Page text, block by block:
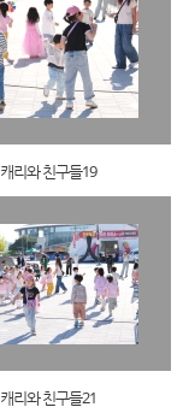
캐리와 친구들19
캐리와 친구들21